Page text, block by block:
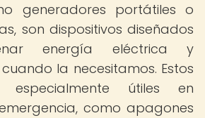
generadores portátiles o
son dispositivos diseñados
energía eléctrica y
la necesitamos. Estos
especialmente útiles en
como apagones